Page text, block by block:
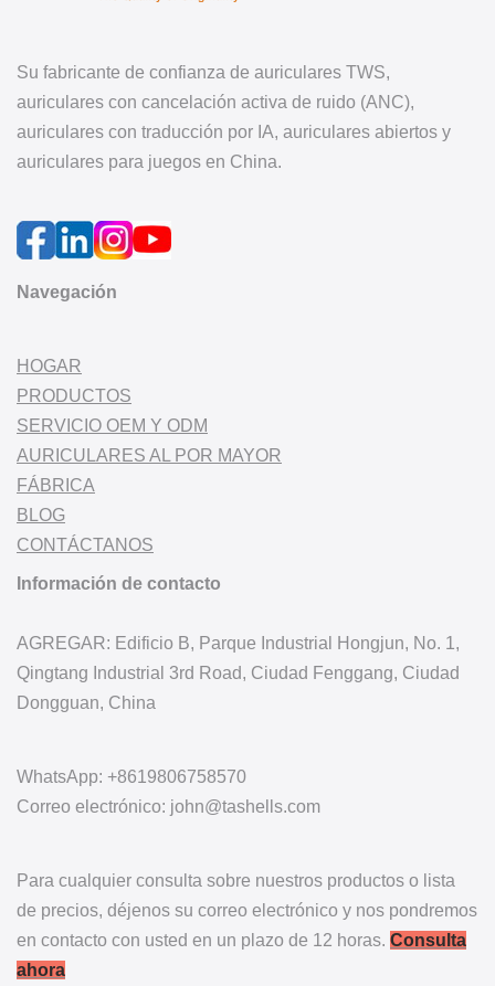
Su fabricante de confianza de auriculares TWS,
auriculares con cancelación activa de ruido (ANC),
auriculares con traducción por IA, auriculares abiertos y
auriculares para juegos en China.
Navegación
HOGAR
PRODUCTOS
SERVICIO OEM Y ODM
AURICULARES AL POR MAYOR
FÁBRICA
BLOG
CONTÁCTANOS
Información de contacto
AGREGAR: Edificio B, Parque Industrial Hongjun, No. 1,
Qingtang Industrial 3rd Road, Ciudad Fenggang, Ciudad
Dongguan, China
WhatsApp: +8619806758570
Correo electrónico: john@tashells.com
Para cualquier consulta sobre nuestros productos o lista
de precios, déjenos su correo electrónico y nos pondremos
en contacto con usted en un plazo de 12 horas. Consulta
ahora